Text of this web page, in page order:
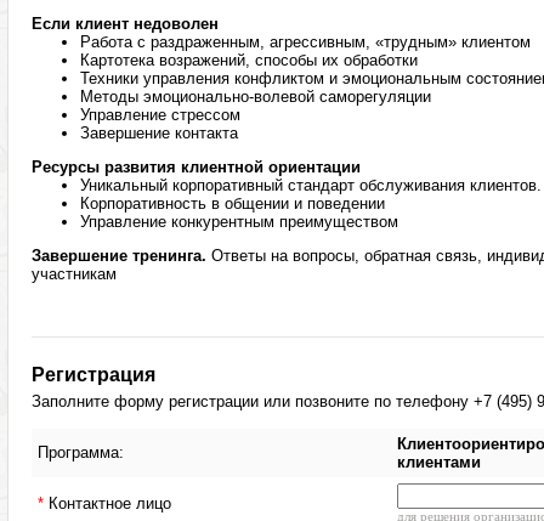
Если клиент недоволен
Работа с раздраженным, агрессивным, «трудным» клиентом
Картотека возражений, способы их обработки
Техники управления конфликтом и эмоциональным
Методы эмоционально-волевой саморегуляции
Управление стрессом
Завершение контакта
Ресурсы развития клиентной ориентации
Уникальный корпоративный стандарт обслуживания клиентов.
Корпоративность в общении и поведении
Управление конкурентным преимуществом
Завершение тренинга. Ответы на вопросы, обратная связь,
участникам
Регистрация
Заполните форму регистрации или позвоните по телефону +7 (495)